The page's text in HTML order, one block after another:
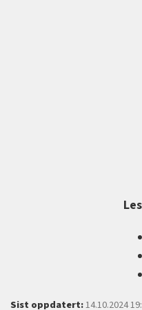
Sist oppdatert:14.10.2024